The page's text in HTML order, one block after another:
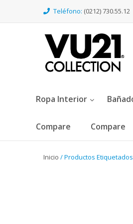
Teléfono: (0212) 730.55.12
Ropa Interior
Compare Compare
Inicio / Productos Etiquetados